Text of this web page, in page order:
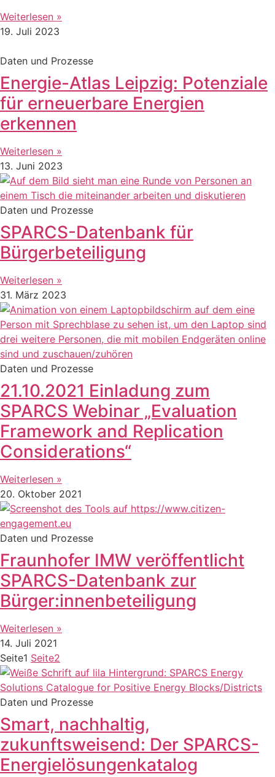
Weiterlesen »
19. Juli 2023
Daten und Prozesse
Energie-Atlas Leipzig: Potenziale
für erneuerbare Energien
erkennen
Weiterlesen »
13. Juni 2023
Daten und Prozesse
SPARCS-Datenbank für
Bürgerbeteiligung
Weiterlesen »
31. März 2023
Daten und Prozesse
21.10.2021 Einladung zum
SPARCS Webinar „Evaluation
Framework and Replication
Considerations“
Weiterlesen »
20. Oktober 2021
Daten und Prozesse
Fraunhofer IMW veröffentlicht
SPARCS-Datenbank zur
Bürger:innenbeteiligung
Weiterlesen »
14. Juli 2021
Seite1 Seite2
Daten und Prozesse
Smart, nachhaltig,
zukunftsweisend: Der SPARCS-
Energielösungenkatalog